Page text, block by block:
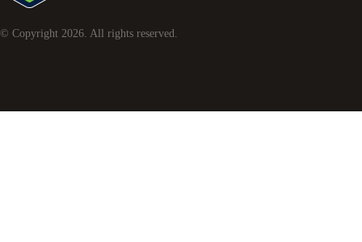
© Copyright 2026 . All rights reserved.